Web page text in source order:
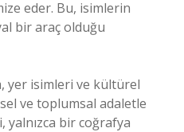
eder. Bu, isimlerin
bir araç olduğu
yer isimleri ve kültürel
ve toplumsal adaletle
bir coğrafya